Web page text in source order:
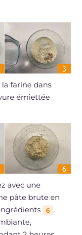
la farine dans
émiettée
avec une
pâte brute en
6 .